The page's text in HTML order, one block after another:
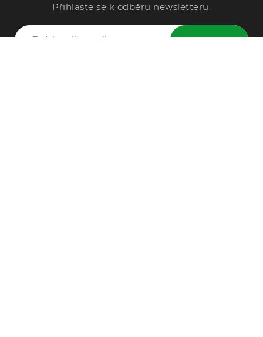
Přihlaste se k odběru newsletteru.
ODESLAT